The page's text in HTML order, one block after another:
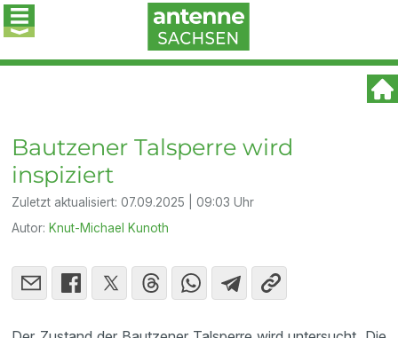
Bautzener Talsperre wird
inspiziert
Zuletzt aktualisiert:07.09.2025 | 09:03 Uhr
Autor: Knut-Michael Kunoth